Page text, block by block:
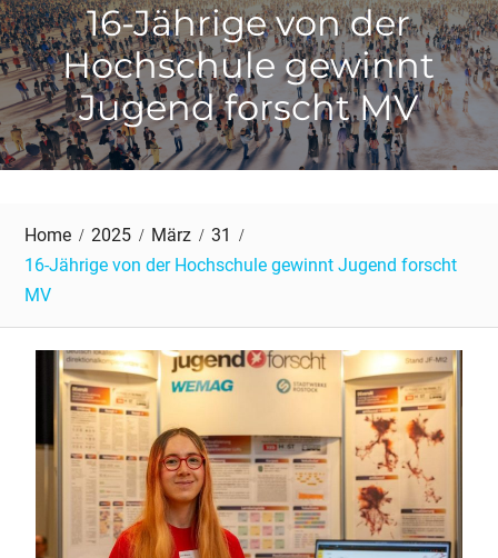
16-Jährige von der
Hochschule gewinnt
Jugend forscht MV
Home 2025 März
31
16-Jährige von der Hochschule gewinnt Jugend forscht
MV